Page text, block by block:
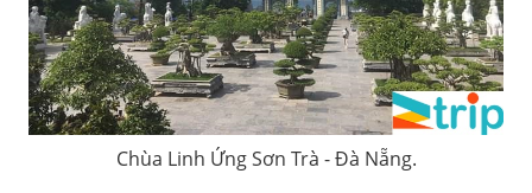
Chùa Linh Ứng Sơn Trà - Đà Nẵng.